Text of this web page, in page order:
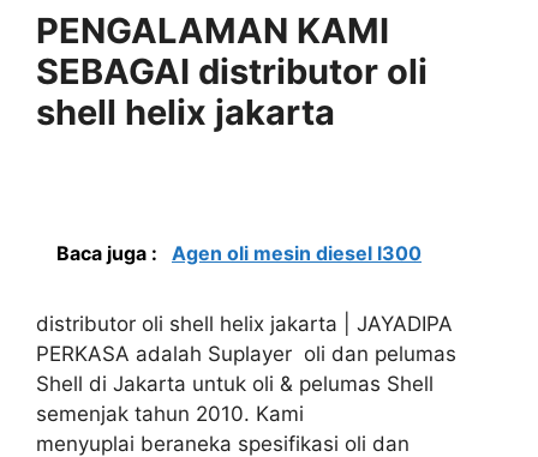
PENGALAMAN KAMI
SEBAGAI distributor oli
shell helix jakarta
Baca juga : Agen oli mesin diesel l300
distributor oli shell helix jakarta | JAYADIPA
PERKASA adalah Suplayer oli dan pelumas
Shell di Jakarta untuk oli & pelumas Shell
semenjak tahun 2010. Kami
menyuplai beraneka spesifikasi oli dan